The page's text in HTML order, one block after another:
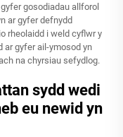
gosodiadau allforol
ar gyfer defnydd
rheolaidd i weld cyflwr y
ar gyfer ail-ymosod yn
na chyrsiau sefydlog.
sydd wedi
eu newid yn